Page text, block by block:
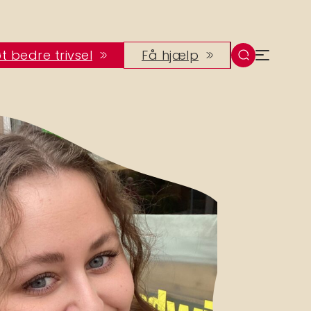
bedre trivsel Få hjælp